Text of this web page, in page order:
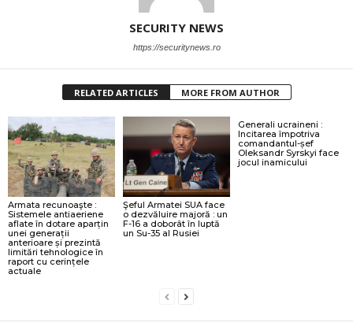
SECURITY NEWS
https://securitynews.ro
RELATED ARTICLES MORE FROM AUTHOR
Armata recunoaşte :
Sistemele antiaeriene
aflate în dotare aparțin
unei generații
anterioare și prezintă
limitări tehnologice în
raport cu cerințele
actuale
Şeful Armatei SUA face
o dezvăluire majoră : un
F-16 a doborât în luptă
un Su-35 al Rusiei
Generali ucraineni :
Incitarea împotriva
comandantul-șef
Oleksandr Syrskyi face
jocul inamicului